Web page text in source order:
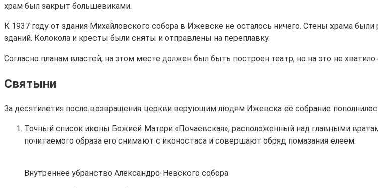
храм был закрыт большевиками.
К 1937 году от здания Михайловского собора в Ижевске не осталось ничего. Стены храма
зданий. Колокола и кресты были сняты и отправлены на переплавку.
Согласно планам властей, на этом месте должен был быть построен театр, но на это не
Святыни
За десятилетия после возвращения церкви верующим людям Ижевска её собрание
Точный список иконы Божией Матери «Почаевская», расположенный над главными
почитаемого образа его снимают с иконостаса и совершают обряд помазания елеем.
Внутреннее убранство Александро-Невского собора